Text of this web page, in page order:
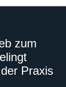
zum
Praxis